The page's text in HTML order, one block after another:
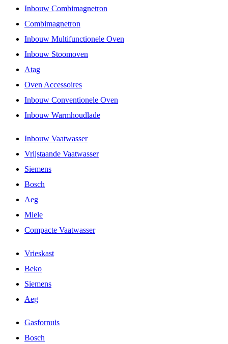
Inbouw Combimagnetron
Combimagnetron
Inbouw Multifunctionele Oven
Inbouw Stoomoven
Atag
Oven Accessoires
Inbouw Conventionele Oven
Inbouw Warmhoudlade
Inbouw Vaatwasser
Vrijstaande Vaatwasser
Siemens
Bosch
Aeg
Miele
Compacte Vaatwasser
Vrieskast
Beko
Siemens
Aeg
Gasfornuis
Bosch